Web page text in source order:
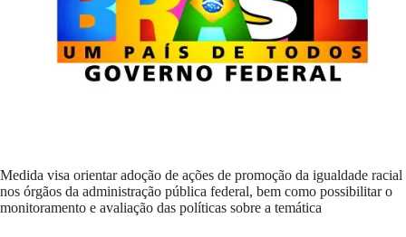
Medida visa orientar adoção de ações de promoção da igualdade racial
nos órgãos da administração pública federal, bem como possibilitar o
monitoramento e avaliação das políticas sobre a temática